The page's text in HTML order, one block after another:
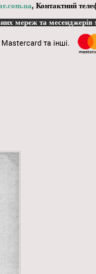
, Контактний
мереж та
та інші.